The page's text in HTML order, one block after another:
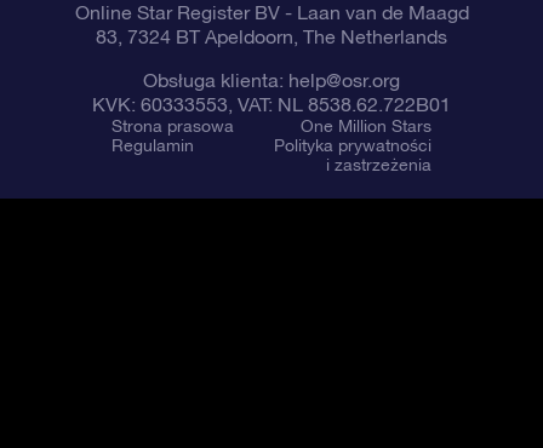
Online Star Register BV- Laan van de Maagd
83, 7324 BT Apeldoorn, The Netherlands
Obsługa klienta: help@osr.org
KVK: 60333553, VAT: NL 8538.62.722B01
Strona prasowa
One Million Stars
Regulamin
Polityka prywatności
i zastrzeżenia